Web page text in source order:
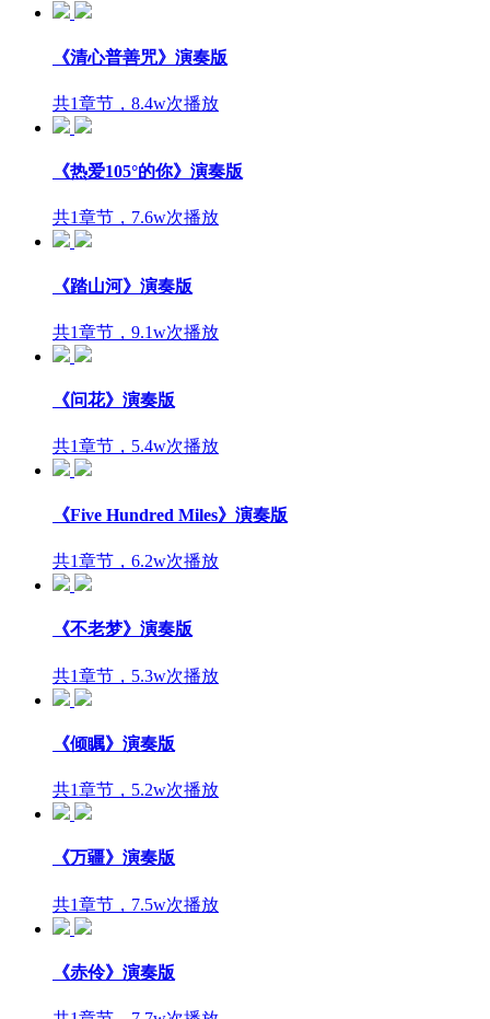
《清心普善咒》演奏版
共1章节，8.4w次播放
《热爱105°的你》演奏版
共1章节，7.6w次播放
《踏山河》演奏版
共1章节，9.1w次播放
《问花》演奏版
共1章节，5.4w次播放
《Five Hundred Miles》演奏版
共1章节，6.2w次播放
《不老梦》演奏版
共1章节，5.3w次播放
《倾瞩》演奏版
共1章节，5.2w次播放
《万疆》演奏版
共1章节，7.5w次播放
《赤伶》演奏版